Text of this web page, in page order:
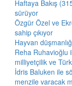
Haftaya Bakış
sürüyor
Özgür Özel ve
sahip çıkıyor
Hayvan
Reha Ruhavioğlu
milliyetçilik ve
İdris Baluken ile
menzile varacak